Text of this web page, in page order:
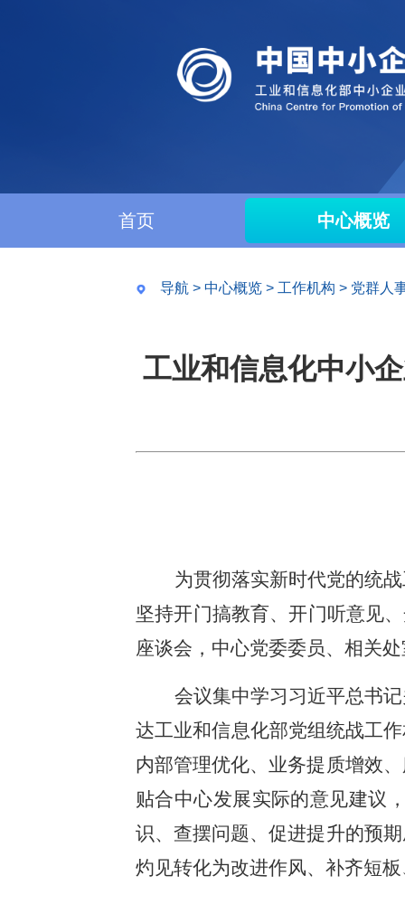
首页 中心概览
导航 > 中心概览 > 工作机构 > 党群人
工业和信息化中小
为贯彻落实新时代党的统
坚持开门搞教育、开门听意见
座谈会，中心党委委员、相关
会议集中学习习近平总书
达工业和信息化部党组统战工
内部管理优化、业务提质增效
贴合中心发展实际的意见建议
识、查摆问题、促进提升的预
灼见转化为改进作风、补齐短